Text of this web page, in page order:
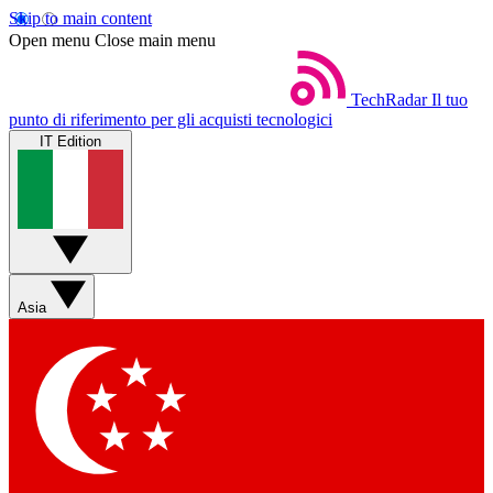
Skip to main content
Open menu Close main menu
TechRadar Il tuo
punto di riferimento per gli acquisti tecnologici
IT Edition
Asia